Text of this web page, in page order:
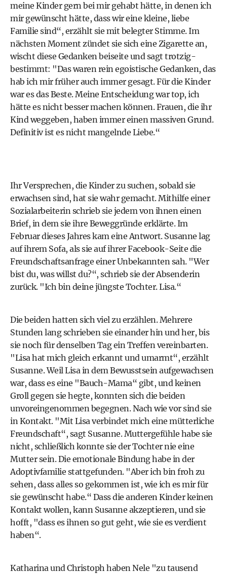
meine Kinder gern bei mir gehabt hätte, in denen ich
mir gewünscht hätte, dass wir eine kleine, liebe
Familie sind“, erzählt sie mit belegter Stimme. Im
nächsten Moment zündet sie sich eine Zigarette an,
wischt diese Gedanken beiseite und sagt trotzig-
bestimmt: "Das waren rein egoistische Gedanken, das
hab ich mir früher auch immer gesagt. Für die Kinder
war es das Beste. Meine Entscheidung war top, ich
hätte es nicht besser machen können. Frauen, die ihr
Kind weggeben, haben immer einen massiven Grund.
Definitiv ist es nicht mangelnde Liebe.“
Ihr Versprechen, die Kinder zu suchen, sobald sie
erwachsen sind, hat sie wahr gemacht. Mithilfe einer
Sozialarbeiterin schrieb sie jedem von ihnen einen
Brief, in dem sie ihre Beweggründe erklärte. Im
Februar dieses Jahres kam eine Antwort. Susanne lag
auf ihrem Sofa, als sie auf ihrer Facebook-Seite die
Freundschaftsanfrage einer Unbekannten sah. "Wer
bist du, was willst du?“, schrieb sie der Absenderin
zurück. "Ich bin deine jüngste Tochter. Lisa.“
Die beiden hatten sich viel zu erzählen. Mehrere
Stunden lang schrieben sie einander hin und her, bis
sie noch für denselben Tag ein Treffen vereinbarten.
"Lisa hat mich gleich erkannt und umarmt“, erzählt
Susanne. Weil Lisa in dem Bewusstsein aufgewachsen
war, dass es eine "Bauch-Mama“ gibt, und keinen
Groll gegen sie hegte, konnten sich die beiden
unvoreingenommen begegnen. Nach wie vor sind sie
in Kontakt. "Mit Lisa verbindet mich eine mütterliche
Freundschaft“, sagt Susanne. Muttergefühle habe sie
nicht, schließlich konnte sie der Tochter nie eine
Mutter sein. Die emotionale Bindung habe in der
Adoptivfamilie stattgefunden. "Aber ich bin froh zu
sehen, dass alles so gekommen ist, wie ich es mir für
sie gewünscht habe.“ Dass die anderen Kinder keinen
Kontakt wollen, kann Susanne akzeptieren, und sie
hofft, "dass es ihnen so gut geht, wie sie es verdient
haben“.
Katharina und Christoph haben Nele "zu tausend